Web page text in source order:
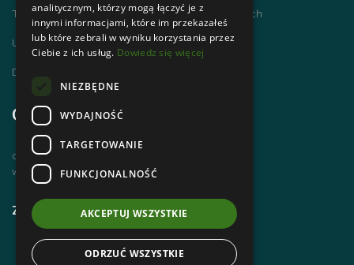
Tatrzańskie Centrum Szlaków Transgranicznych
Ubezpieczenie NNW dla członków PTTK
Dworzec Tatrzański
Godziny otwarcia
czynne od poniedziałku do piątku
w godz. 8 00 – 14 00
Zobacz również
fa fa-facebook-official
analitycznym, którzy mogą łączyć je z
innymi informacjami, które im przekazałeś
lub które zebrali w wyniku korzystania przez
Ciebie z ich usług. Dowiedz się więcej
NIEZBĘDNE
WYDAJNOŚĆ
TARGETOWANIE
FUNKCJONALNOŚĆ
AKCEPTUJ WSZYSTKIE
ODRZUĆ WSZYSTKIE